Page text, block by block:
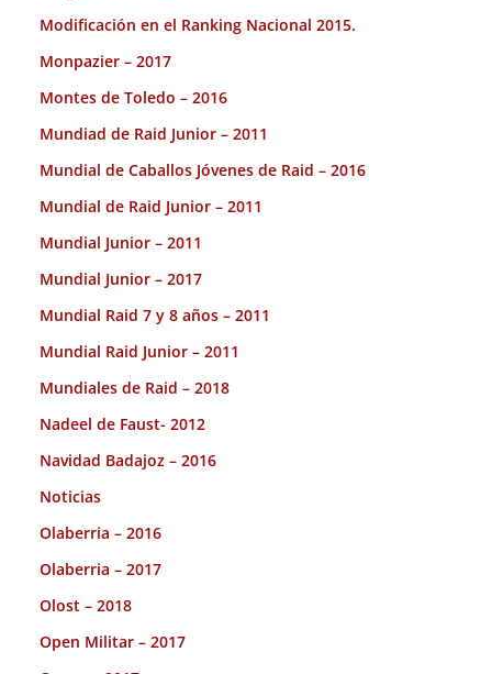
Modificación en el Ranking Nacional 2015.
Monpazier – 2017
Montes de Toledo – 2016
Mundiad de Raid Junior – 2011
Mundial de Caballos Jóvenes de Raid – 2016
Mundial de Raid Junior – 2011
Mundial Junior – 2011
Mundial Junior – 2017
Mundial Raid 7 y 8 años – 2011
Mundial Raid Junior – 2011
Mundiales de Raid – 2018
Nadeel de Faust- 2012
Navidad Badajoz – 2016
Noticias
Olaberria – 2016
Olaberria – 2017
Olost – 2018
Open Militar – 2017